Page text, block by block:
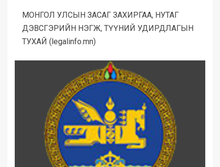
МОНГОЛ УЛСЫН ЗАСАГ ЗАХИРГАА, НУТАГ
ДЭВСГЭРИЙН НЭГЖ, ТҮҮНИЙ УДИРДЛАГЫН
ТУХАЙ (legalinfo.mn)